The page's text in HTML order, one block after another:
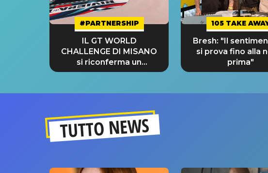
#PARTNERSHIP
IL GT WORLD
CHALLENGE DI MISANO
si riconferma un
GRANDE SUCCESSO!
105 TAKE
Bresh: "Il
si prova fino alla
prima"
TUTTO NEWS